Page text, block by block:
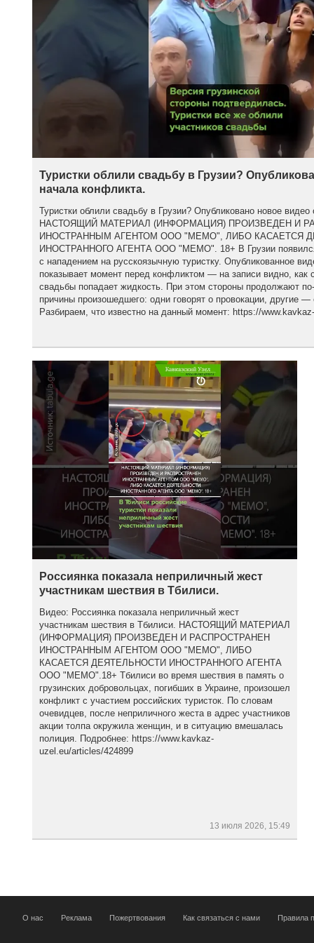
Туристки облили свадьбу в Грузии?
начала конфликта.
Туристки облили свадьбу в Грузии? Опубликовано новое
НАСТОЯЩИЙ МАТЕРИАЛ (ИНФОРМАЦИЯ) ПРОИЗВЕДЕН И
ИНОСТРАННЫМ АГЕНТОМ ООО "МЕМО", ЛИБО КАСАЕТСЯ
ИНОСТРАННОГО АГЕНТА ООО "МЕМО". 18+ В Грузии появился
с нападением на русскоязычную туристку. Опубликованное
показывает момент перед конфликтом — на записи видно, как
свадьбы попадает жидкость. При этом стороны продолжают
причины произошедшего: одни говорят о провокации, другие —
Разбираем, что известно на данный момент: https://
Россиянка показала неприличный жест
участникам шествия в Тбилиси.
Видео: Россиянка показала неприличный жест
участникам шествия в Тбилиси. НАСТОЯЩИЙ МАТЕРИАЛ
(ИНФОРМАЦИЯ) ПРОИЗВЕДЕН И РАСПРОСТРАНЕН
ИНОСТРАННЫМ АГЕНТОМ ООО "МЕМО", ЛИБО
КАСАЕТСЯ ДЕЯТЕЛЬНОСТИ ИНОСТРАННОГО АГЕНТА
ООО "МЕМО".18+ Тбилиси во время шествия в память о
грузинских добровольцах, погибших в Украине, произошел
конфликт с участием российских туристок. По словам
очевидцев, после неприличного жеста в адрес участников
акции толпа окружила женщин, и в ситуацию вмешалась
полиция. Подробнее: https://www.kavkaz-
uzel.eu/articles/424899
13 июля 2026, 15:49
О нас Реклама Пожертвования Как связаться с нами Правила